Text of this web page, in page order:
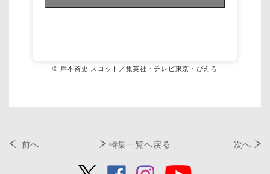
© 岸本斉史 スコット／集英社・テレビ東京・ぴえろ
前へ 特集一覧へ戻る 次へ